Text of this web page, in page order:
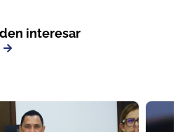
interesar